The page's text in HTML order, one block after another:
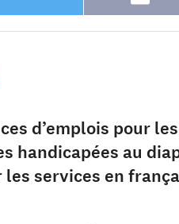
d’emplois pour les
handicapées au
les services en